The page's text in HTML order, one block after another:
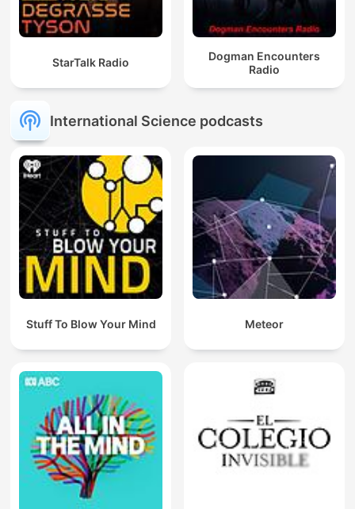
StarTalk Radio
Dogman Encounters
Radio
International Science podcasts
Stuff To Blow Your Mind Meteor